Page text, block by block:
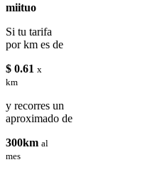
miituo
Si tu tarifa
por km es de
$ 0.61 x
km
y recorres un
aproximado de
300km al
mes